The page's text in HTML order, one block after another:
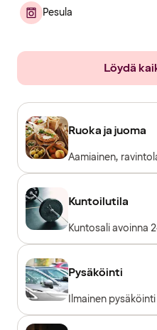
Pesula
Löydä
Ruoka ja juoma
Aamiainen,
Kuntoilutila
Kuntosali avoinna
Kardiolaitteet,
Pysäköinti
Ilmainen pysäköinti